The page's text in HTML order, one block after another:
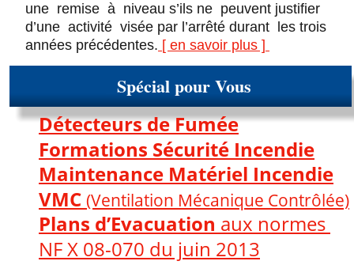
une  remise  à  niveau s’ils ne  peuvent justifier
d’une  activité  visée par l’arrêté durant  les trois
années précédentes. [ en savoir plus ]
Spécial pour Vous
Détecteurs de Fumée
Formations Sécurité Incendie
Maintenance Matériel Incendie
VMC (Ventilation Mécanique Contrôlée)
Plans d’Evacuation aux normes
NF X 08-070 du juin 2013